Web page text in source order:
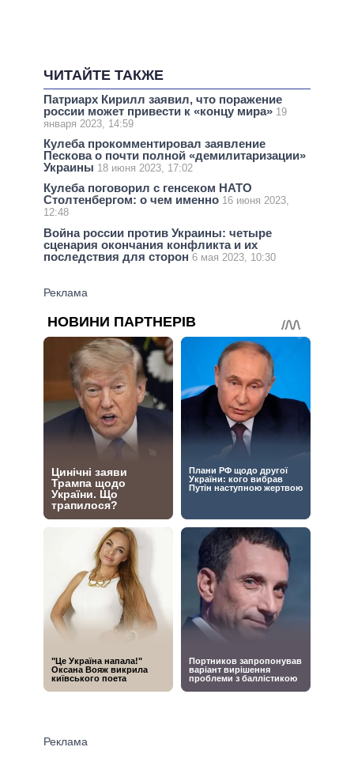
ЧИТАЙТЕ ТАКЖЕ
Патриарх Кирилл заявил, что поражение
россии может привести к «концу мира» 19
января 2023, 14:59
Кулеба прокомментировал заявление
Пескова о почти полной «демилитаризации»
Украины 18 июня 2023, 17:02
Кулеба поговорил с генсеком НАТО
Столтенбергом: о чем именно 16 июня 2023,
12:48
Война россии против Украины: четыре
сценария окончания конфликта и их
последствия для сторон 6 мая 2023, 10:30